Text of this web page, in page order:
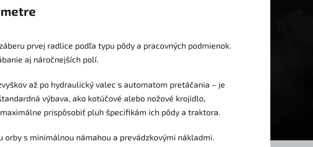
prvej radlice podľa typu pôdy a pracovných podmienok.
aj náročnejších polí.
až po hydraulický valec s automatom pretáčania – je
výbava, ako kotúčové alebo nožové krojidlo,
prispôsobiť pluh špecifikám ich pôdy a traktora.
orby s minimálnou námahou a prevádzkovými nákladmi.